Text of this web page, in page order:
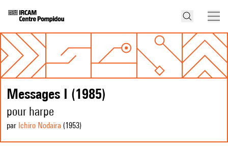
Messages I (1985)
pour harpe
par Ichiro Nodaïra (1953)